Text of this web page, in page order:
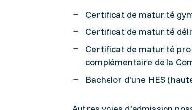
Certificat de maturité
Certificat de maturité
Certificat de maturité
complémentaire de la
Bachelor d'une HES